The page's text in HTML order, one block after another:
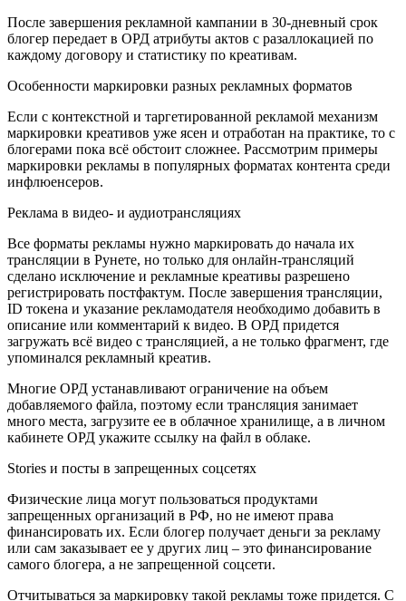
После завершения рекламной кампании в 30-дневный срок
блогер передает в ОРД атрибуты актов с разаллокацией по
каждому договору и статистику по креативам.
Особенности маркировки разных рекламных форматов
Если с контекстной и таргетированной рекламой механизм
маркировки креативов уже ясен и отработан на практике, то с
блогерами пока всё обстоит сложнее. Рассмотрим примеры
маркировки рекламы в популярных форматах контента среди
инфлюенсеров.
Реклама в видео- и аудиотрансляциях
Все форматы рекламы нужно маркировать до начала их
трансляции в Рунете, но только для онлайн-трансляций
сделано исключение и рекламные креативы разрешено
регистрировать постфактум. После завершения трансляции,
ID токена и указание рекламодателя необходимо добавить в
описание или комментарий к видео. В ОРД придется
загружать всё видео с трансляцией, а не только фрагмент, где
упоминался рекламный креатив.
Многие ОРД устанавливают ограничение на объем
добавляемого файла, поэтому если трансляция занимает
много места, загрузите ее в облачное хранилище, а в личном
кабинете ОРД укажите ссылку на файл в облаке.
Stories и посты в запрещенных соцсетях
Физические лица могут пользоваться продуктами
запрещенных организаций в РФ, но не имеют права
финансировать их. Если блогер получает деньги за рекламу
или сам заказывает ее у других лиц – это финансирование
самого блогера, а не запрещенной соцсети.
Отчитываться за маркировку такой рекламы тоже придется. С